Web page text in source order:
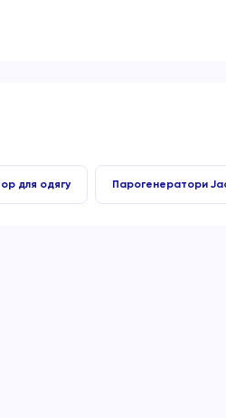
для одягу Парогенератори